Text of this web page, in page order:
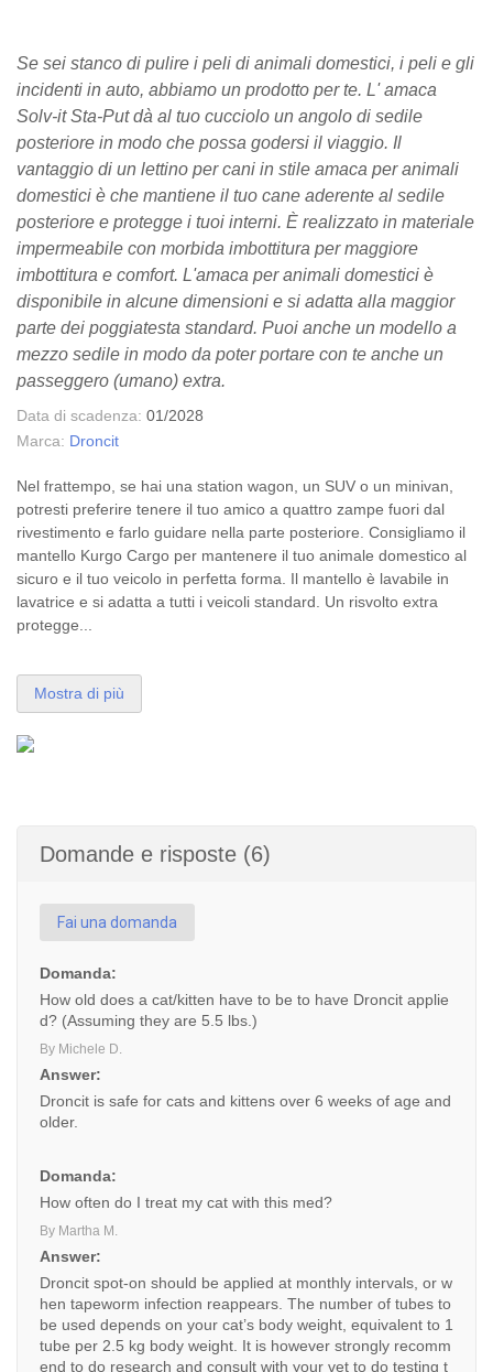
Se sei stanco di pulire i peli di animali domestici, i peli e gli
incidenti in auto, abbiamo un prodotto per te. L'amaca
Solv-it Sta-Putdà al tuo cucciolo un angolo di sedile
posteriore in modo che possa godersi il viaggio. Il
vantaggio di un lettino per cani in stile amaca per animali
domestici è che mantiene il tuo cane aderente al sedile
posteriore e protegge i tuoi interni. È realizzato in materiale
impermeabile con morbida imbottitura per maggiore
imbottitura e comfort. L'amaca per animali domestici è
disponibile in alcune dimensioni e si adatta alla maggior
parte dei poggiatesta standard. Puoi anche un modello a
mezzo sedile in modo da poter portare con te anche un
passeggero (umano) extra.
Data di scadenza: 01/2028
Marca: Droncit
Nel frattempo, se hai una station wagon, un SUV o un minivan,
potresti preferire tenere il tuo amico a quattro zampe fuori dal
rivestimento e farlo guidare nella parte posteriore. Consigliamo il
mantello Kurgo Cargo per mantenere il tuo animale domestico al
sicuro e il tuo veicolo in perfetta forma. Il mantello è lavabile in
lavatrice e si adatta a tutti i veicoli standard. Un risvolto extra
protegge...
Mostra di più
Domande e risposte (6)
Fai una domanda
Domanda:
How old does a cat/kitten have to be to have Droncit applie
d? (Assuming they are 5.5 lbs.)
By Michele D.
Answer:
Droncit is safe for cats and kittens over 6 weeks of age and
older.
Domanda:
How often do I treat my cat with this med?
By Martha M.
Answer:
Droncit spot-on should be applied at monthly intervals, or w
hen tapeworm infection reappears. The number of tubes to
be used depends on your cat’s body weight, equivalent to 1
tube per 2.5 kg body weight. It is however strongly recomm
end to do research and consult with your vet to do testing t